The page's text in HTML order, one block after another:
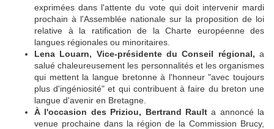
exprimées dans l'attente du vote qui doit intervenir mardi
prochain à l'Assemblée nationale sur la proposition de loi
relative à la ratification de la Charte européenne des
langues régionales ou minoritaires.
Lena Louarn, Vice-présidente du Conseil régional, a
salué chaleureusement les personnalités et les organismes
qui mettent la langue bretonne à l'honneur "avec toujours
plus d'ingéniosité" et qui contribuent à faire du breton une
langue d'avenir en Bretagne.
À l'occasion des Priziou, Bertrand Raulta annoncé la
venue prochaine dans la région de la Commission Brucy,